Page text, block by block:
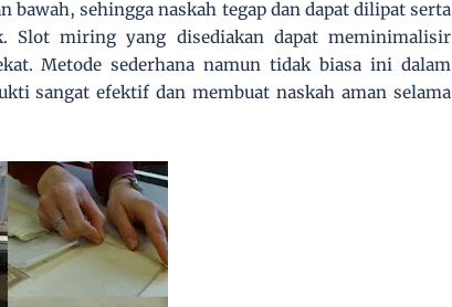
bawah, sehingga naskah tegap dan dapat dilipat serta
Slot miring yang disediakan dapat meminimalisir
Metode sederhana namun tidak biasa ini dalam
sangat efektif dan membuat naskah aman selama